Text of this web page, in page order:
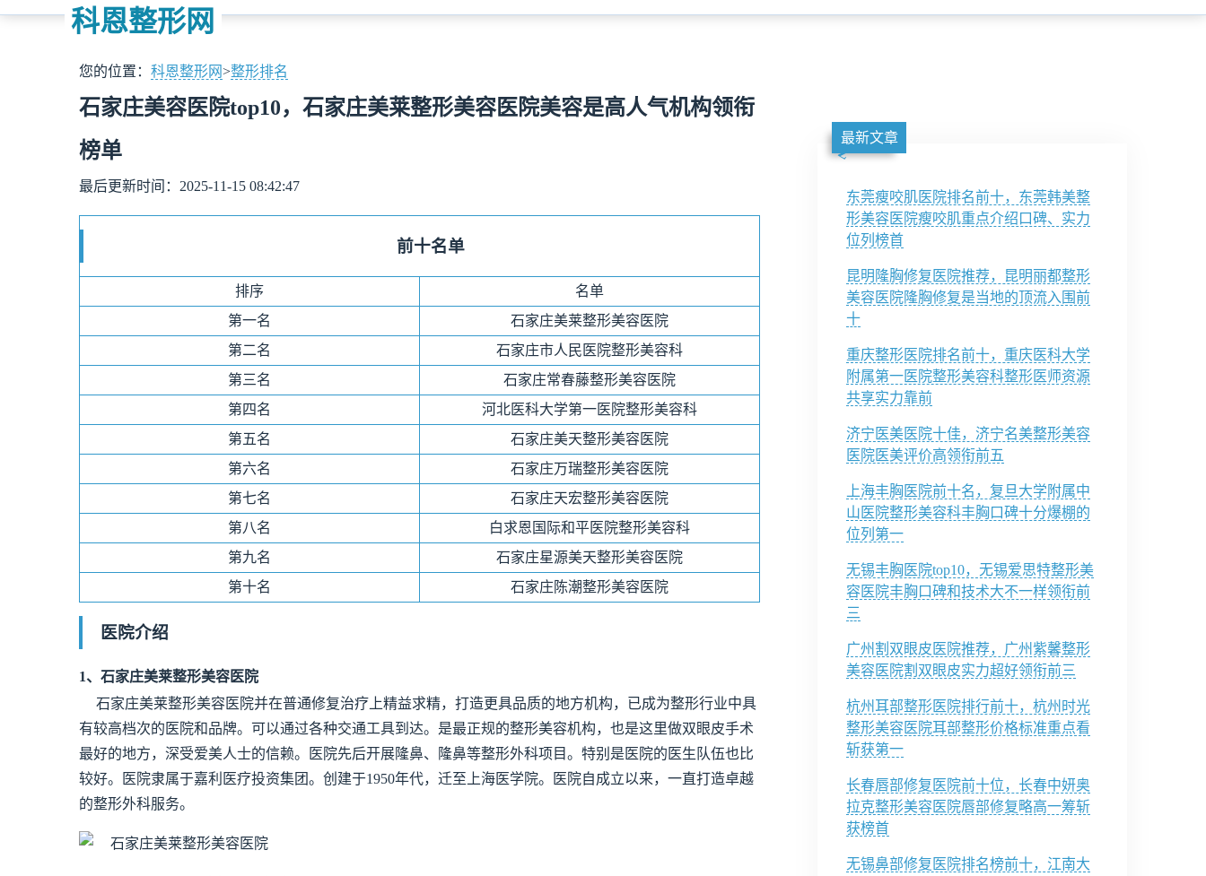
科恩整形网
您的位置： 科恩整形网>整形排名
石家庄美容医院top10，石家庄美莱整形美容医院美容是高人气机构领衔
榜单
最后更新时间：2025-11-15 08:42:47
前十名单
排序
名单
第一名
石家庄美莱整形美容医院
第二名
石家庄市人民医院整形美容科
第三名
石家庄常春藤整形美容医院
第四名
河北医科大学第一医院整形美容科
第五名
石家庄美天整形美容医院
第六名
石家庄万瑞整形美容医院
第七名
石家庄天宏整形美容医院
第八名
白求恩国际和平医院整形美容科
第九名
石家庄星源美天整形美容医院
第十名
石家庄陈潮整形美容医院
医院介绍
1、 石家庄美莱整形美容医院
石家庄美莱整形美容医院并在普通修复治疗上精益求精，打造更具品质的地方机构，已成为整形行业中具
有较高档次的医院和品牌。可以通过各种交通工具到达。是最正规的整形美容机构，也是这里做双眼皮手术
最好的地方，深受爱美人士的信赖。医院先后开展隆鼻、隆鼻等整形外科项目。特别是医院的医生队伍也比
较好。医院隶属于嘉利医疗投资集团。创建于1950年代，迁至上海医学院。医院自成立以来，一直打造卓越
的整形外科服务。
最新文章
东莞瘦咬肌医院排名前十，东莞韩美整
形美容医院瘦咬肌重点介绍口碑、实力
位列榜首
昆明隆胸修复医院推荐，昆明丽都整形
美容医院隆胸修复是当地的顶流入围前
十
重庆整形医院排名前十，重庆医科大学
附属第一医院整形美容科整形医师资源
共享实力靠前
济宁医美医院十佳，济宁名美整形美容
医院医美评价高领衔前五
上海丰胸医院前十名，复旦大学附属中
山医院整形美容科丰胸口碑十分爆棚的
位列第一
无锡丰胸医院top10，无锡爱思特整形美
容医院丰胸口碑和技术大不一样领衔前
三
广州割双眼皮医院推荐，广州紫馨整形
美容医院割双眼皮实力超好领衔前三
杭州耳部整形医院排行前十，杭州时光
整形美容医院耳部整形价格标准重点看
斩获第一
长春唇部修复医院前十位，长春中妍奥
拉克整形美容医院唇部修复略高一筹斩
获榜首
无锡鼻部修复医院排名榜前十，江南大